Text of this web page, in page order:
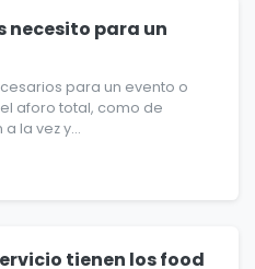
necesito para un
para un evento o
aforo total, como de
la vez y...
tienen los food